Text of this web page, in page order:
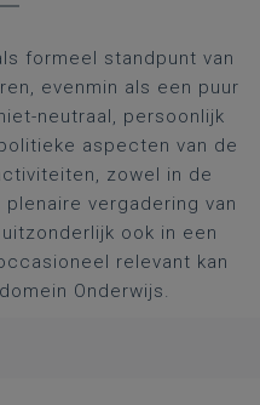
formeel standpunt van
evenmin als een puur
neutraal, persoonlijk
aspecten van de
zowel in de
vergadering van
ook in een
relevant kan
Onderwijs.